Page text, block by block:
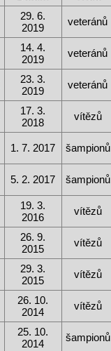
29. 6.
2019
veteránů
14. 4.
2019
veteránů
23. 3.
2019
veteránů
17. 3.
2018
vítězů
1. 7. 2017 šampionů
5. 2. 2017 šampionů
19. 3.
2016
vítězů
26. 9.
2015
vítězů
29. 3.
2015
vítězů
26. 10.
2014
vítězů
25. 10.
2014
šampionů